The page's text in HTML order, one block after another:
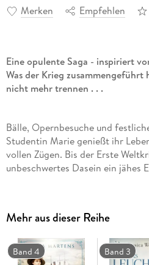
Merken Empfehlen
Eine opulente Saga - inspiriert
Was der Krieg zusammengeführt
nicht mehr trennen . . .
Bälle, Opernbesuche und
Studentin Marie genießt ihr
vollen Zügen. Bis der Erste
unbeschwertes Dasein ein jähes
und Marie einem anderen
sie herum aus den Fugen gerät,
ihre Liebe . . .
Mehr aus dieser Reihe
Band 4 Band 3